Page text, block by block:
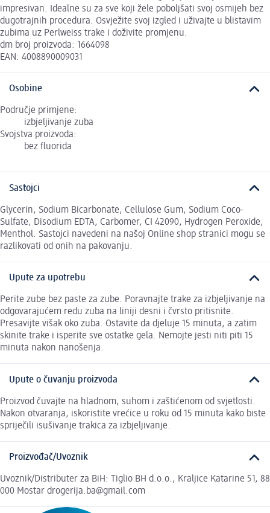
impresivan. Idealne su za sve koji žele poboljšati svoj osmijeh bez
dugotrajnih procedura. Osvježite svoj izgled i uživajte u blistavim
zubima uz Perlweiss trake i doživite promjenu.
dm broj proizvoda: 1664098
EAN: 4008890009031
Osobine
Područje primjene:
izbjeljivanje zuba
Svojstva proizvoda:
bez fluorida
Sastojci
Glycerin, Sodium Bicarbonate, Cellulose Gum, Sodium Coco-
Sulfate, Disodium EDTA, Carbomer, CI 42090, Hydrogen Peroxide,
Menthol. Sastojci navedeni na našoj Online shop stranici mogu se
razlikovati od onih na pakovanju.
Upute za upotrebu
Perite zube bez paste za zube. Poravnajte trake za izbjeljivanje na
odgovarajućem redu zuba na liniji desni i čvrsto pritisnite.
Presavijte višak oko zuba. Ostavite da djeluje 15 minuta, a zatim
skinite trake i isperite sve ostatke gela. Nemojte jesti niti piti 15
minuta nakon nanošenja.
Upute o čuvanju proizvoda
Proizvod čuvajte na hladnom, suhom i zaštićenom od svjetlosti.
Nakon otvaranja, iskoristite vrećice u roku od 15 minuta kako biste
spriječili isušivanje trakica za izbjeljivanje.
Proizvođač/Uvoznik
Uvoznik/Distributer za BiH: Tiglio BH d.o.o., Kraljice Katarine 51, 88
000 Mostar drogerija.ba@gmail.com